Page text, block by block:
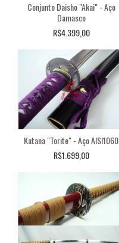
Conjunto Daisho "Akai" - Aço
Damasco
R$4.399,00
Katana "Torite" - Aço AISI1060
R$1.699,00